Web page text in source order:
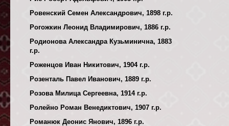
Ровенский Семен Александрович, 1898 г.р.
Рогожкин Леонид Владимирович, 1886 г.р.
Родионова Александра Кузьминична, 1883
г.р.
Роженцов Иван Никитович, 1904 г.р.
Розенталь Павел Иванович, 1889 г.р.
Розова Милица Сергеевна, 1914 г.р.
Ролейно Роман Венедиктович, 1907 г.р.
Романюк Деонис Янович, 1896 г.р.